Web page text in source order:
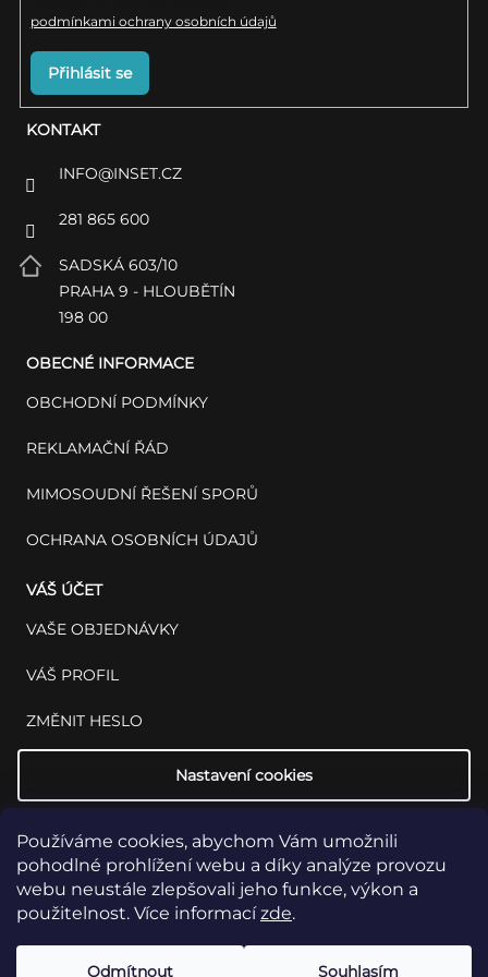
Používáme cookies, abychom Vám umožnili
pohodlné prohlížení webu a díky analýze provozu
webu neustále zlepšovali jeho funkce, výkon a
použitelnost. Více informacízde.
Odmítnout Souhlasím
KONTAKT
INFO@INSET.CZ
281 865 600
SADSKÁ 603/10
PRAHA 9 - HLOUBĚTÍN
198 00
OBECNÉ INFORMACE
OBCHODNÍ PODMÍNKY
REKLAMAČNÍ ŘÁD
MIMOSOUDNÍ ŘEŠENÍ SPORŮ
OCHRANA OSOBNÍCH ÚDAJŮ
VÁŠ ÚČET
VAŠE OBJEDNÁVKY
VÁŠ PROFIL
ZMĚNIT HESLO
Nastavení cookies
podmínkami ochrany osobních údajů
Přihlásit se
Copyright 2026INSET: Med & Lab Všechna práva vyhrazena.